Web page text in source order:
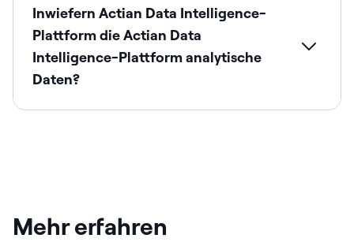
Inwiefern Actian Data Intelligence-
Plattform die Actian Data
Intelligence-Plattform analytische
Daten?
Mehr erfahren